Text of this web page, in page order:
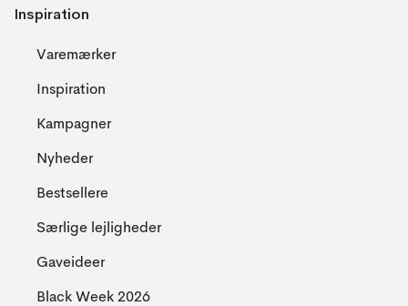
Inspiration
Varemærker
Inspiration
Kampagner
Nyheder
Bestsellere
Særlige lejligheder
Gaveideer
Black Week 2026